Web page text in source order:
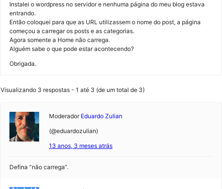
Instalei o wordpress no servidor e nenhuma página do meu blog estava
entrando.
Então coloquei para que as URL utilizassem o nome do post, a página
começou a carregar os posts e as categorias.
Agora somente a Home não carrega.
Alguém sabe o que pode estar acontecendo?
Obrigada.
Visualizando 3 respostas - 1 até 3 (de um total de 3)
Moderador Eduardo Zulian
(@eduardozulian)
13 anos, 3 meses atrás
Defina “não carrega”.